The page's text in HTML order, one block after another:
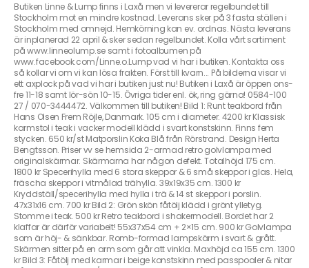
Butiken Linne & Lump finns i Laxå men vi levererar regelbundet till
Stockholm mot en mindre kostnad. Leverans sker på 3 fasta ställen i
Stockholm med omnejd. Hemkörning kan ev. ordnas. Nästa leverans
är inplanerad 22 april & sker sedan regelbundet. Kolla vårt sortiment
på www.linneolump.se samt i fotoalbumen på
www.facebook.com/Linne.o.Lump vad vi har i butiken. Kontakta oss
så kollar vi om vi kan lösa frakten. Först till kvarn... På bilderna visar vi
ett axplock på vad vi har i butiken just nu! Butiken i Laxå är öppen ons-
fre 11-18 samt lör-sön 10-15. Övriga tider enl. ök, ring gärna! 0584-100
27 / 070-3444472. Välkommen till butiken! Bild 1: Runt teakbord från
Hans Olsen Frem Röjle, Danmark. 105 cm i diameter. 4200 kr Klassisk
karmstol i teak i vacker modell klädd i svart konstskinn. Finns fem
stycken. 650 kr/st Matporslin Koka Blå från Rörstrand. Design Herta
Bengtsson. Priser vv se hemsida 2-armad retro golvlampa med
originalskärmar. Skärmarna har någon defekt. Totalhöjd 175 cm.
1800 kr Specerihylla med 6 stora skeppor & 6 små skeppor i glas. Hela,
fräscha skeppor i vitmålad trähylla. 39x19x35 cm. 1300 kr
Kryddställ/specerihylla med hylla i trä & 14 st skeppor i porslin.
47x31x16 cm. 700 kr Bild 2: Grön skön fåtölj klädd i grönt ylletyg.
Stomme i teak. 500 kr Retro teakbord i shakermodell. Bordet har 2
klaffar är därför variabelt! 55x37x54 cm + 2×15 cm. 900 kr Golvlampa
som är höj- & sänkbar. Romb-formad lampskärm i svart & grått.
Skärmen sitter på en arm som går att vinkla. Maxhöjd ca 155 cm. 1300
kr Bild 3: Fåtölj med karmar i beige konstskinn med passpoaler & nitar